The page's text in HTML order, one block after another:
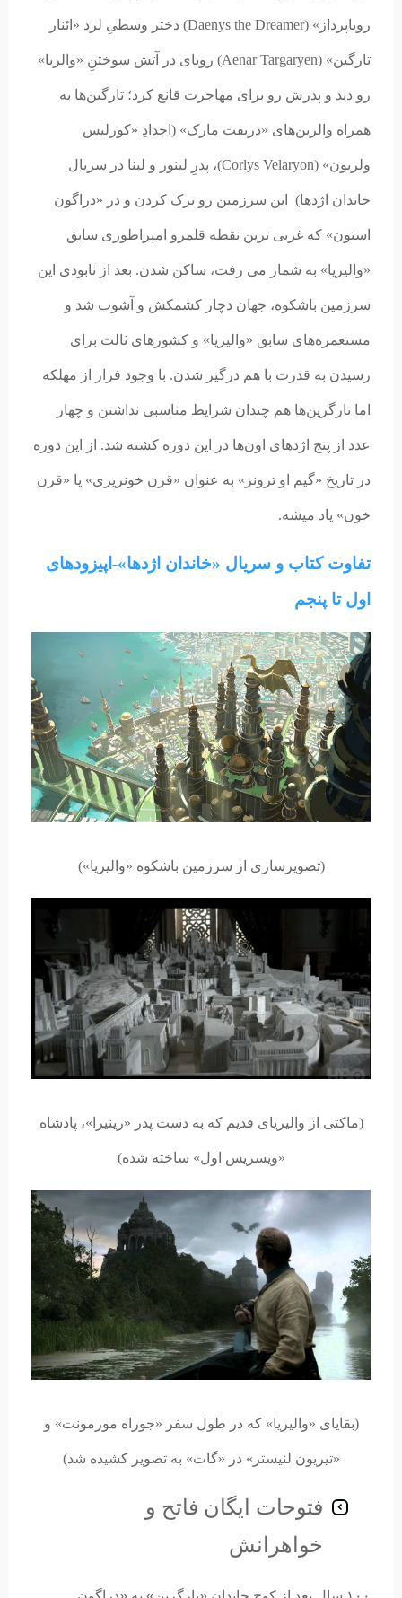
رویاپرداز» (Daenys the Dreamer) دختر وسطیِ لرد «ائنار
تارگین» (Aenar Targaryen) رویای در آتش سوختنِ «والریا»
رو دید و پدرش رو برای مهاجرت قانع کرد؛ تارگین‌ها به
همراه والرین‌های «دریفت مارک» (اجدادِ «کورلیس
ولریون» (Corlys Velaryon)، پدرِ لینور و لینا در سریال
خاندان اژدها) این سرزمین رو ترک کردن و در «دراگون
استون» که غربی ترین نقطه قلمرو امپراطوری سابق
«والیریا» به شمار می رفت، ساکن شدن. بعد از نابودی این
سرزمین باشکوه، جهان دچار کشمکش و آشوب شد و
مستعمره‌های سابق «والیریا» و کشورهای ثالث برای
رسیدن به قدرت با هم درگیر شدن. با وجود فرار از مهلکه‌
اما تارگرین‌ها هم چندان شرایط مناسبی نداشتن و چهار
عدد از پنج اژدهای اون‌ها در این دوره کشته شد. از این دوره
در تاریخ «گیم او ترونز» به عنوان «قرن خونریزی» یا «قرن
خون» یاد میشه.
تفاوت کتاب و سریال «خاندان اژدها»-اپیزودهای
اول تا پنجم
(تصویرسازی از سرزمین باشکوه «والیریا»)
(ماکتی از والیریای قدیم که به دست پدر «رینیرا»، پادشاه
«ویسریس اول» ساخته شده)
(بقایای «والیریا» که در طول سفر «جوراه مورمونت» و
«تیریون لنیستر» در «گات» به تصویر کشیده شد)
فتوحات ایگان فاتح و
خواهرانش